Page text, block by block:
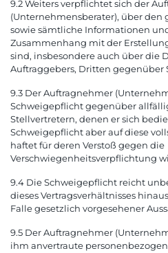
9.2 Weiters verpflichtet sich der
(Unternehmensberater), über den
sowie sämtliche Informationen
Zusammenhang mit der
sind, insbesondere auch über die
Auftraggebers, Dritten gegenüber
9.3 Der Auftragnehmer
Schweigepflicht gegenüber
Stellvertretern, denen er sich
Schweigepflicht aber auf diese
haftet für deren Verstoß gegen die
Verschwiegenheitsverpflichtung
9.4 Die Schweigepflicht reicht
dieses Vertragsverhältnisses
Falle gesetzlich vorgesehener
9.5 Der Auftragnehmer
ihm anvertraute